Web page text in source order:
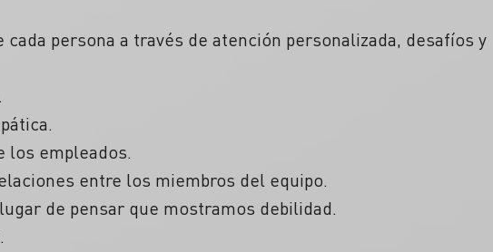
persona a través de atención personalizada, desafíos y
los empleados.
entre los miembros del equipo.
de pensar que mostramos debilidad.